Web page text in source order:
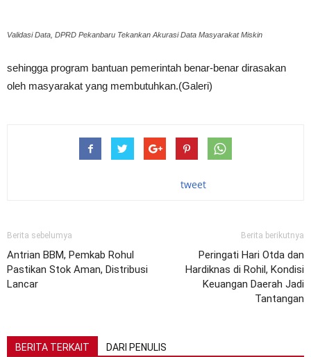
Validasi Data, DPRD Pekanbaru Tekankan Akurasi Data Masyarakat Miskin
sehingga program bantuan pemerintah benar-benar dirasakan
oleh masyarakat yang membutuhkan.(Galeri)
tweet
Berita sebelumya
Antrian BBM, Pemkab Rohul
Pastikan Stok Aman, Distribusi
Lancar
Berita berikutnya
Peringati Hari Otda dan
Hardiknas di Rohil, Kondisi
Keuangan Daerah Jadi
Tantangan
BERITA TERKAIT DARI PENULIS